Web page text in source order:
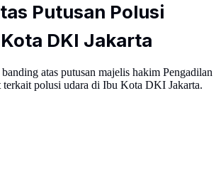
Putusan Polusi
DKI Jakarta
atas putusan majelis hakim Pengadilan
terkait polusi udara di Ibu Kota DKI Jakarta.